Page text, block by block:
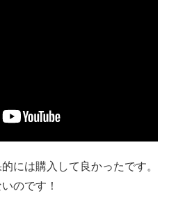
には購入して良かったです。
のです！